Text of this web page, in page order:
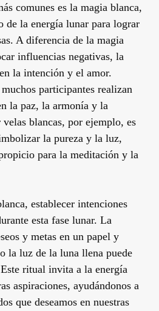
comunes es la magia blanca,
de la energía lunar para lograr
A diferencia de la magia
influencias negativas, la
la intención y el amor.
participantes realizan
la paz, la armonía y la
blancas, por ejemplo, es
la pureza y la luz,
para la meditación y la
establecer intenciones
esta fase lunar. La
y metas en un papel y
la luz de la luna llena puede
ritual invita a la energía
aspiraciones, ayudándonos a
que deseamos en nuestras